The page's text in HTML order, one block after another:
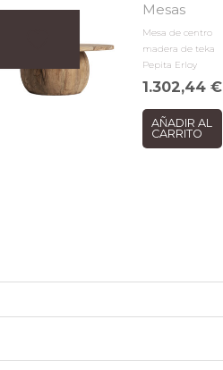
Mesas
Mesa de centro
madera de teka
Pepita Erloy
1.302,44€
AÑADIR AL
CARRITO